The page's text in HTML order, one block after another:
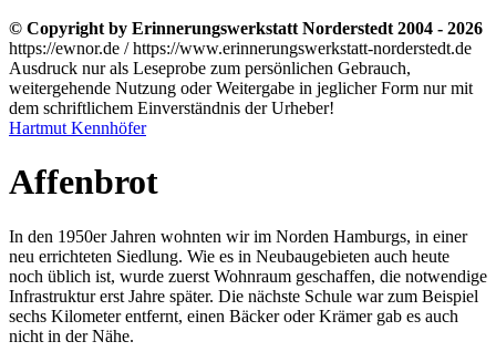
© Copyright by Erinnerungswerkstatt Norderstedt 2004 - 2026
https://ewnor.de / https://www.erinnerungswerkstatt-norderstedt.de
Ausdruck nur als Leseprobe zum persönlichen Gebrauch,
weitergehende Nutzung oder Weitergabe in jeglicher Form nur mit
dem schriftlichem Einverständnis der Urheber!
Hartmut Kennhöfer
Affenbrot
In den 1950er Jahren wohnten wir im Norden Hamburgs, in einer
neu errichteten Siedlung. Wie es in Neubaugebieten auch heute
noch üblich ist, wurde zuerst Wohnraum geschaffen, die notwendige
Infrastruktur erst Jahre später. Die nächste Schule war zum Beispiel
sechs Kilometer entfernt, einen Bäcker oder Krämer gab es auch
nicht in der Nähe.